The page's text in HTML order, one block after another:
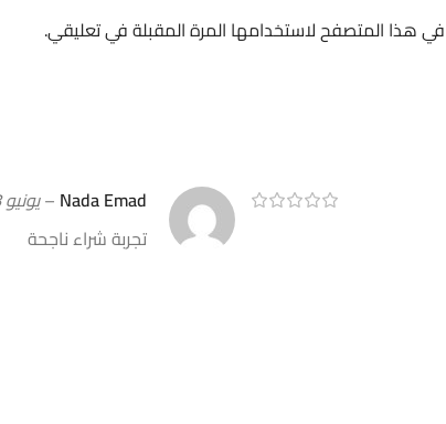
Nada Emad
–يونيو 28, 2026
تجربة شراء ناجحة
هذا المتصفح لاستخدامها المرة المقبلة في تعليقي.